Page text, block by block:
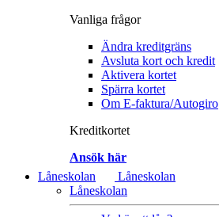
Vanliga frågor
Ändra kreditgräns
Avsluta kort och kredit
Aktivera kortet
Spärra kortet
Om E-faktura/Autogiro
Kreditkortet
Ansök här
Låneskolan
Låneskolan
Låneskolan